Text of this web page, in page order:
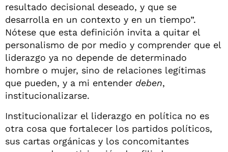
resultado decisional deseado, y que se
desarrolla en un contexto y en un tiempo”.
Nótese que esta definición invita a quitar el
personalismo de por medio y comprender que el
liderazgo ya no depende de determinado
hombre o mujer, sino de relaciones legítimas
que pueden, y a mi entender deben,
institucionalizarse.
Institucionalizar el liderazgo en política no es
otra cosa que fortalecer los partidos políticos,
sus cartas orgánicas y los concomitantes